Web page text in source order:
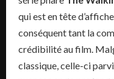
qui est en tête
conséquent tant la
crédibilité au film.
classique, celle-ci